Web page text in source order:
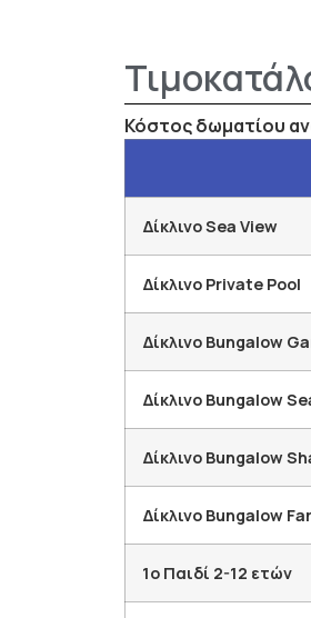
Κόστος δωματίου
Δίκλινο Sea View
Δίκλινο Private Pool
Δίκλινο Bungalow
Δίκλινο Bungalow
Δίκλινο Bungalow
Δίκλινο Bungalow
1o Παιδί 2-12 ετών